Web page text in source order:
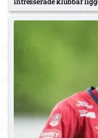
februari och riskerar att